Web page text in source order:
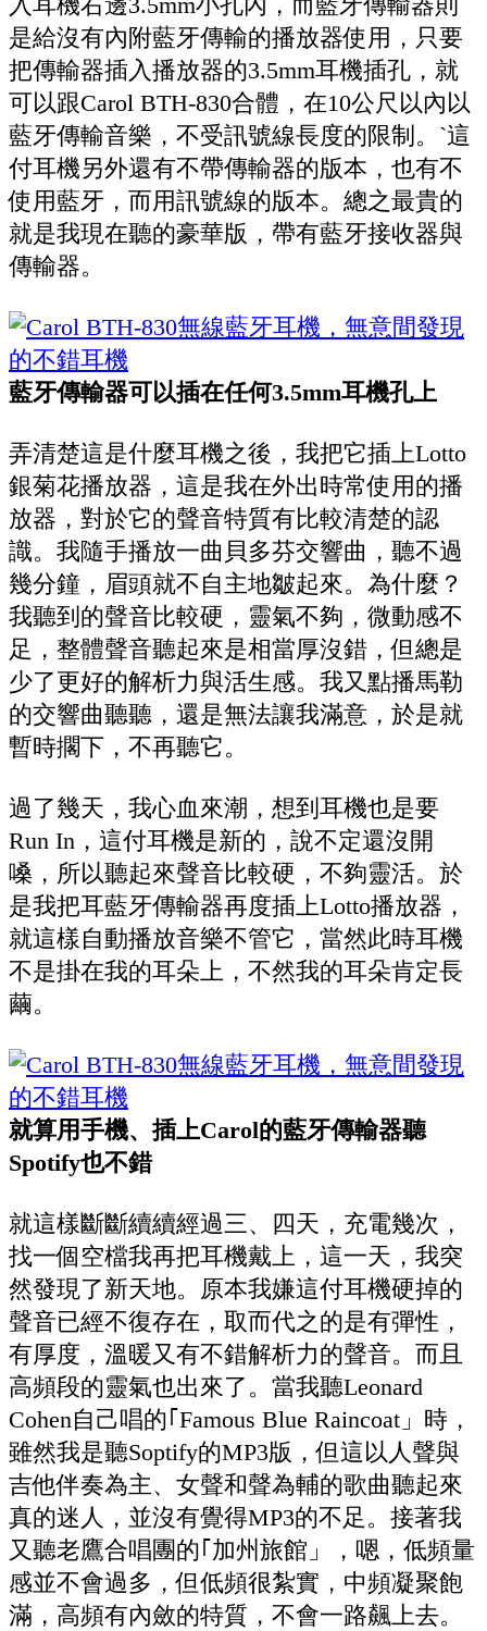
是給沒有內附藍牙傳輸的播放器使用，只要
把傳輸器插入播放器的3.5mm耳機插孔，就
可以跟Carol BTH-830合體，在10公尺以內以
藍牙傳輸音樂，不受訊號線長度的限制。ˋ這
付耳機另外還有不帶傳輸器的版本，也有不
使用藍牙，而用訊號線的版本。總之最貴的
就是我現在聽的豪華版，帶有藍牙接收器與
傳輸器。
藍牙傳輸器可以插在任何3.5mm耳機孔上
弄清楚這是什麼耳機之後，我把它插上Lotto
銀菊花播放器，這是我在外出時常使用的播
放器，對於它的聲音特質有比較清楚的認
識。我隨手播放一曲貝多芬交響曲，聽不過
幾分鐘，眉頭就不自主地皺起來。為什麼？
我聽到的聲音比較硬，靈氣不夠，微動感不
足，整體聲音聽起來是相當厚沒錯，但總是
少了更好的解析力與活生感。我又點播馬勒
的交響曲聽聽，還是無法讓我滿意，於是就
暫時擱下，不再聽它。
過了幾天，我心血來潮，想到耳機也是要
Run In，這付耳機是新的，說不定還沒開
嗓，所以聽起來聲音比較硬，不夠靈活。於
是我把耳藍牙傳輸器再度插上Lotto播放器，
就這樣自動播放音樂不管它，當然此時耳機
不是掛在我的耳朵上，不然我的耳朵肯定長
繭。
就算用手機、插上Carol的藍牙傳輸器聽
Spotify也不錯
就這樣斷斷續續經過三、四天，充電幾次，
找一個空檔我再把耳機戴上，這一天，我突
然發現了新天地。原本我嫌這付耳機硬掉的
聲音已經不復存在，取而代之的是有彈性，
有厚度，溫暖又有不錯解析力的聲音。而且
高頻段的靈氣也出來了。當我聽Leonard
Cohen自己唱的｢Famous Blue Raincoat」時，
雖然我是聽Soptify的MP3版，但這以人聲與
吉他伴奏為主、女聲和聲為輔的歌曲聽起來
真的迷人，並沒有覺得MP3的不足。接著我
又聽老鷹合唱團的｢加州旅館」，嗯，低頻量
感並不會過多，但低頻很紮實，中頻凝聚飽
滿，高頻有內斂的特質，不會一路飆上去。